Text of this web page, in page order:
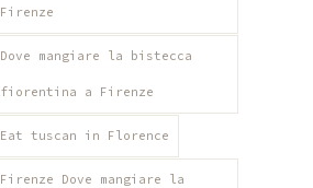
Firenze
Dove mangiare la bistecca
fiorentina a Firenze
Eat tuscan in Florence
Firenze Dove mangiare la